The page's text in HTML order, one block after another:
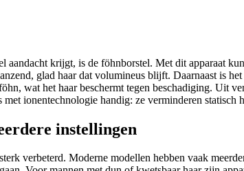
aandacht krijgt, is de föhnborstel. Met dit apparaat
glad haar dat volumineus blijft. Daarnaast is
wat het haar beschermt tegen beschadiging. Uit
ionentechnologie handig: ze verminderen statisch
instellingen
verbeterd. Moderne modellen hebben vaak